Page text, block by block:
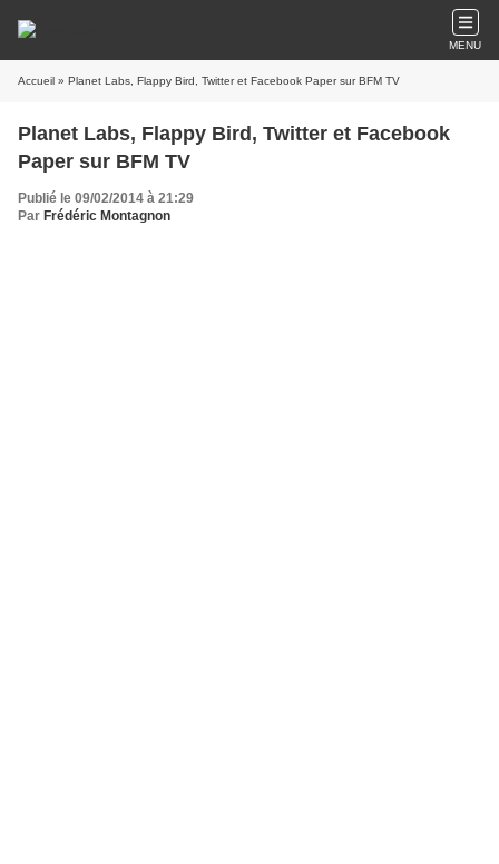
MENU
Accueil » Planet Labs, Flappy Bird, Twitter et Facebook Paper sur BFM TV
Planet Labs, Flappy Bird, Twitter et Facebook
Paper sur BFM TV
Publié le 09/02/2014 à 21:29
Par Frédéric Montagnon